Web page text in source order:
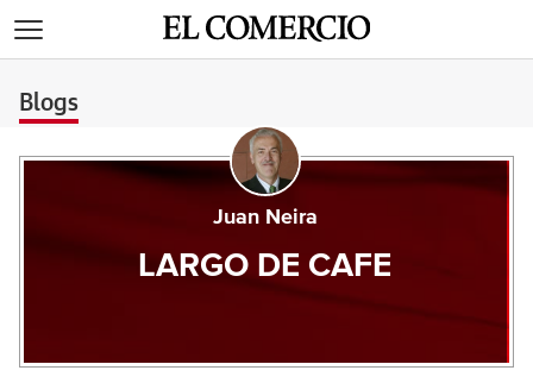
Blogs
Juan Neira
LARGO DE CAFE